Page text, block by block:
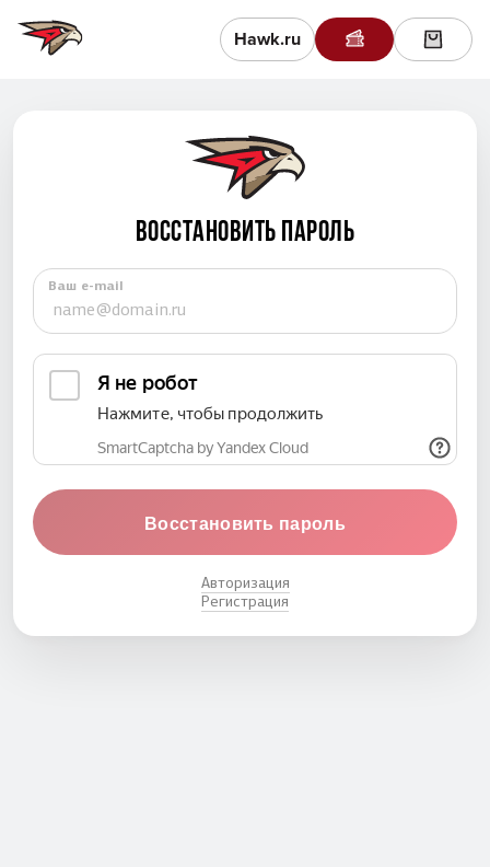
Hawk.ru
ВОССТАНОВИТЬ ПАРОЛЬ
Ваш e-mail
Восстановить пароль
Авторизация
Регистрация